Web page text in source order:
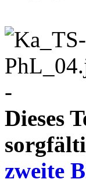
-
Dieses
zweite